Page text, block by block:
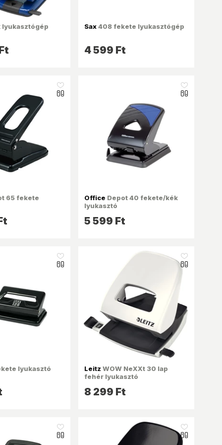
lyukasztógép Sax408 fekete lyukasztógép
4 599 Ft
like_16
65 fekete
like_16
Office Depot 40 fekete/kék
lyukasztó
5 599 Ft
like_16
lyukasztó
like_16
Leitz WOW NeXXt 30 lap
fehér lyukasztó
8 299 Ft
like_16 like_16